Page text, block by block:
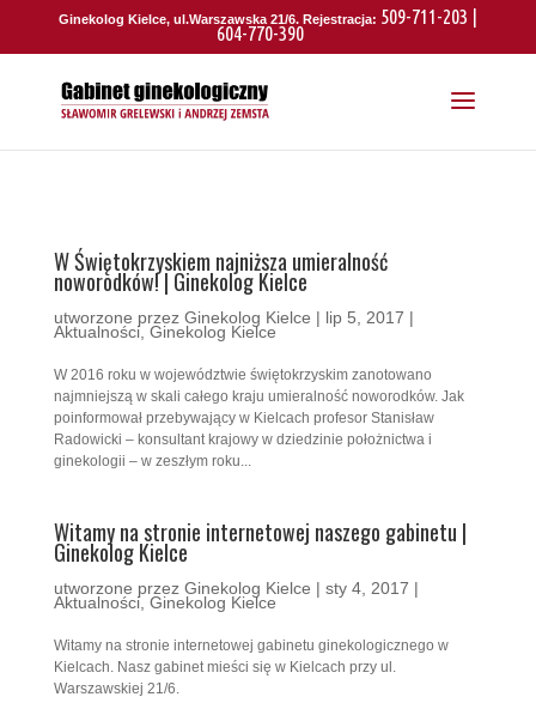
Ginekolog Kielce, ul.Warszawska 21/6. Rejestracja: 509-711-203 |
604-770-390
W Świętokrzyskiem najniższa umieralność
noworodków! | Ginekolog Kielce
utworzone przez Ginekolog Kielce | lip 5, 2017 |
Aktualności, Ginekolog Kielce
W 2016 roku w województwie świętokrzyskim zanotowano
najmniejszą w skali całego kraju umieralność noworodków. Jak
poinformował przebywający w Kielcach profesor Stanisław
Radowicki – konsultant krajowy w dziedzinie położnictwa i
ginekologii – w zeszłym roku...
Witamy na stronie internetowej naszego gabinetu |
Ginekolog Kielce
utworzone przez Ginekolog Kielce | sty 4, 2017 |
Aktualności, Ginekolog Kielce
Witamy na stronie internetowej gabinetu ginekologicznego w
Kielcach. Nasz gabinet mieści się w Kielcach przy ul.
Warszawskiej 21/6.